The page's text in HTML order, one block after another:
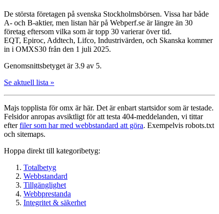
De största företagen på svenska Stockholmsbörsen. Vissa har både
A- och B-aktier, men listan här på Webperf.se är längre än 30
företag eftersom vilka som är topp 30 varierar över tid.
EQT, Epiroc, Addtech, Lifco, Industrivärden, och Skanska kommer
in i OMXS30 från den 1 juli 2025.
Genomsnittsbetyget är 3.9 av 5.
Se aktuell lista »
Majs topplista för omx är här. Det är enbart startsidor som är testade.
Felsidor anropas avsiktligt för att testa 404-meddelanden, vi tittar
efterfiler som har med webbstandard att göra. Exempelvis robots.txt
och sitemaps.
Hoppa direkt till kategoribetyg:
Totalbetyg
Webbstandard
Tillgänglighet
Webbprestanda
Integritet & säkerhet